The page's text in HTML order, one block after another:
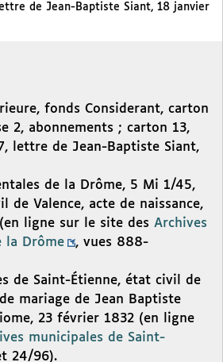
de Jean-Baptiste Siant, 18 janvier
fonds Considerant, carton
2, abonnements ; carton 13,
lettre de Jean-Baptiste Siant,
de la Drôme, 5 Mi 1/45,
de Valence, acte de naissance,
ligne sur le site des Archives
la Drôme
, vues 888-
de Saint-Étienne, état civil de
mariage de Jean Baptiste
23 février 1832 (en ligne
municipales de Saint-
24/96).